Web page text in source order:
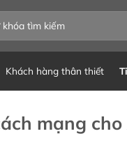
Khách hàng thân thiết
mạng